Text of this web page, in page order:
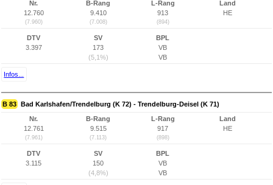
Nr.
12.760
(7.960)
B-Rang
9.410
(7.008)
L-Rang
913
(894)
Land
HE
DTV
3.397
SV
173
(5,1%)
BPL
VB
VB
Infos...
B 83 Bad Karlshafen/Trendelburg (K 72) - Trendelburg-Deisel (K 71)
Nr.
12.761
(7.961)
B-Rang
9.515
(7.113)
L-Rang
917
(898)
Land
HE
DTV
3.115
SV
150
(4,8%)
BPL
VB
VB